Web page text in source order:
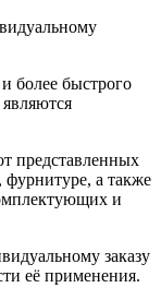
более быстрого
представленных
фурнитуре, а также
и
заказу
её применения.